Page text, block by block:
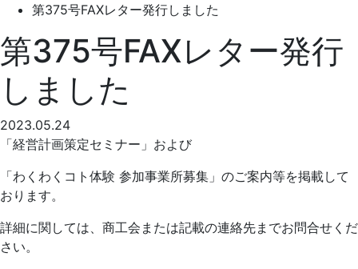
第375号FAXレター発行しました
第375号FAXレター発行
しました
2023.05.24
「経営計画策定セミナー」および
「わくわくコト体験 参加事業所募集」のご案内等を掲載して
おります。
詳細に関しては、商工会または記載の連絡先までお問合せくだ
さい。